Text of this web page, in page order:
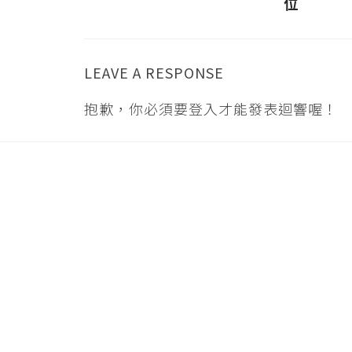
位
LEAVE A RESPONSE
抱歉，你必須要登入才能發表迴響喔！